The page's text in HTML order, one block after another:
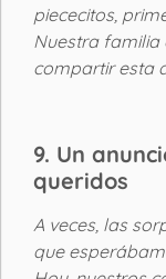
piececitos,
Nuestra familia
compartir esta
9. Un
queridos
A veces, las
que